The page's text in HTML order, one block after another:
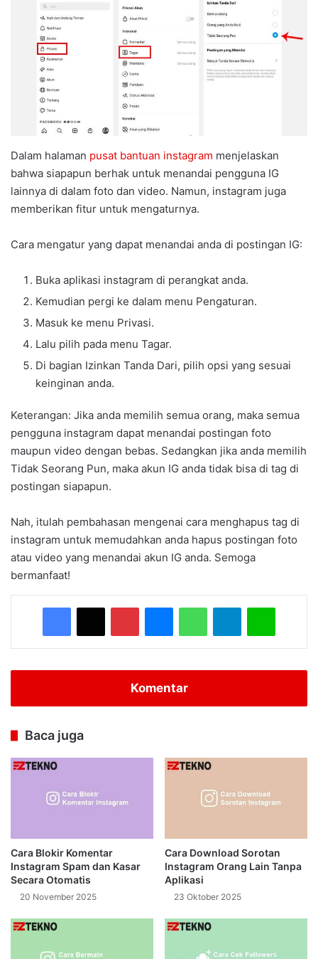
Dalam halaman pusat bantuan instagram menjelaskan
bahwa siapapun berhak untuk menandai pengguna IG
lainnya di dalam foto dan video. Namun, instagram juga
memberikan fitur untuk mengaturnya.
Cara mengatur yang dapat menandai anda di postingan IG:
Buka aplikasi instagram di perangkat anda.
Kemudian pergi ke dalam menu Pengaturan.
Masuk ke menu Privasi.
Lalu pilih pada menu Tagar.
Di bagian Izinkan Tanda Dari, pilih opsi yang sesuai
keinginan anda.
Keterangan: Jika anda memilih semua orang, maka semua
pengguna instagram dapat menandai postingan foto
maupun video dengan bebas. Sedangkan jika anda memilih
Tidak Seorang Pun, maka akun IG anda tidak bisa di tag di
postingan siapapun.
Nah, itulah pembahasan mengenai cara menghapus tag di
instagram untuk memudahkan anda hapus postingan foto
atau video yang menandai akun IG anda. Semoga
bermanfaat!
Facebook
X PinterestMessengerWhatsAppTelegramLine
Komentar
Baca juga
Cara Blokir Komentar
Instagram Spam dan Kasar
Secara Otomatis
20 November 2025
Cara Download Sorotan
Instagram Orang Lain Tanpa
Aplikasi
23 Oktober 2025